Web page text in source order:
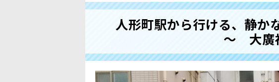
人形町駅から行ける、静
～ 大廣